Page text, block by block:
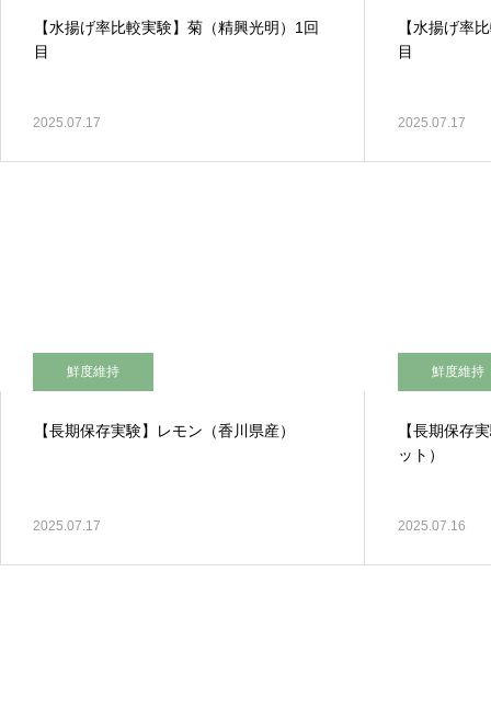
【水揚げ率比較実験】菊（精興光明）1回
目
2025.07.17
【水揚げ率
目
2025.07.17
鮮度維持
【長期保存実験】レモン（香川県産）
2025.07.17
鮮度維持
【長期保存
ット）
2025.07.16